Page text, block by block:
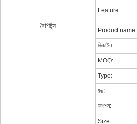
বৈশিষ্ট্য
Feature:
Product name:
ডিজাইন:
MOQ:
Type:
রঙ:
ফাংশন:
Size: